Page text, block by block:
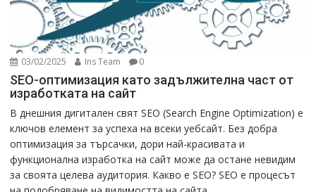
03/02/2025 Ins Team 0
SEO-оптимизация като задължителна част от
изработката на сайт
В днешния дигитален свят SEO (Search Engine Optimization) е
ключов елемент за успеха на всеки уебсайт. Без добра
оптимизация за търсачки, дори най-красивата и
функционална изработка на сайт може да остане невидим
за своята целева аудитория. Какво е SEO? SEO е процесът